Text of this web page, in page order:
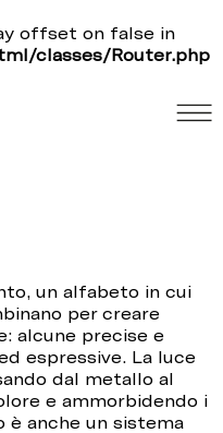
offset on false in
classes/Router.php
un alfabeto in cui
per creare
alcune precise e
espressive. La luce
dal metallo al
e ammorbidendo i
è anche un sistema